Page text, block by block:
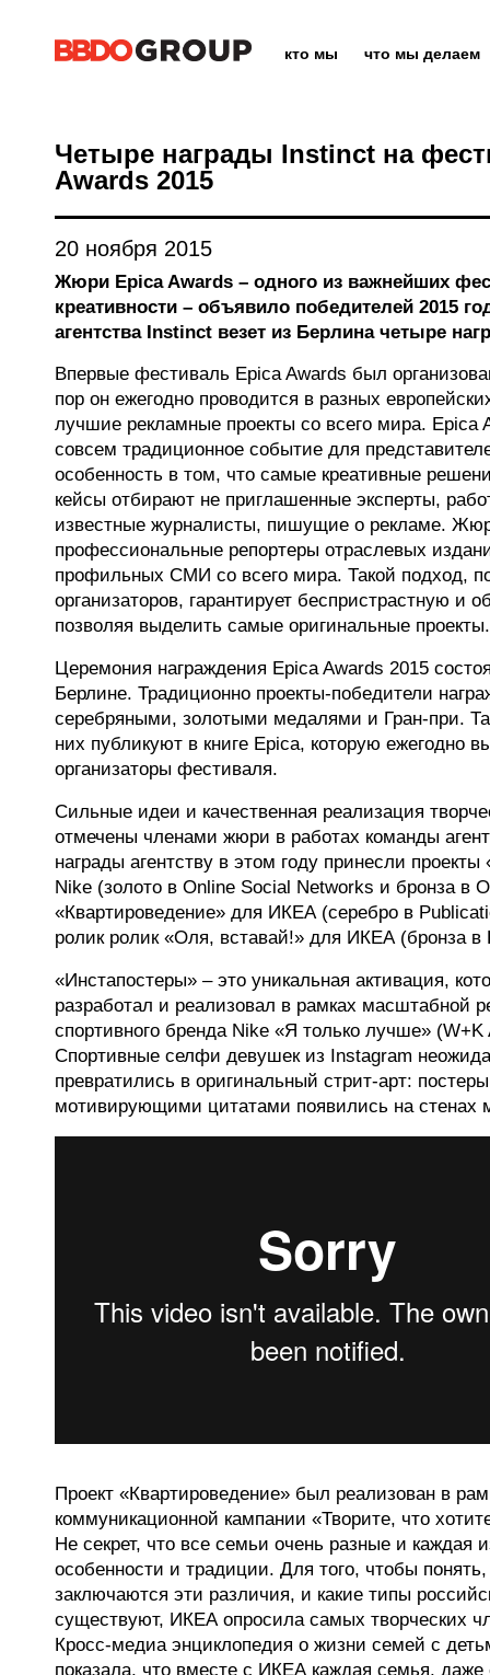
кто мы что мы делаем
Четыре награды Instinct на
Awards 2015
20 ноября 2015
Жюри Epica Awards – одного из важнейших
креативности – объявило победителей 2015
агентства Instinct везет из Берлина четыре
Впервые фестиваль Epica Awards был
пор он ежегодно проводится в разных
лучшие рекламные проекты со всего мира. Epica
совсем традиционное событие для
особенность в том, что самые креативные
кейсы отбирают не приглашенные эксперты,
известные журналисты, пишущие о рекламе.
профессиональные репортеры отраслевых
профильных СМИ со всего мира. Такой подход,
организаторов, гарантирует беспристрастную и
позволяя выделить самые оригинальные проекты.
Церемония награждения Epica Awards 2015
Берлине. Традиционно проекты-победители
серебряными, золотыми медалями и Гран-при.
них публикуют в книге Epica, которую ежегодно
организаторы фестиваля.
Сильные идеи и качественная реализация
отмечены членами жюри в работах команды
награды агентству в этом году принесли
Nike (золото в Online Social Networks и бронза в
«Квартироведение» для ИКЕА (cеребро в
ролик ролик «Оля, вставай!» для ИКЕА (бронза
«Инстапостеры» – это уникальная активация,
разработал и реализовал в рамках масштабной
спортивного бренда Nike «Я только лучше» (W+K
Спортивные селфи девушек из Instagram
превратились в оригинальный стрит-арт:
мотивирующими цитатами появились на стенах
Проект «Квартироведение» был реализован в
коммуникационной кампании «Творите, что
Не секрет, что все семьи очень разные и каждая
особенности и традиции. Для того, чтобы
заключаются эти различия, и какие типы
существуют, ИКЕА опросила самых творческих
Кросс-медиа энциклопедия о жизни семей с
показала, что вместе с ИКЕА каждая семья,